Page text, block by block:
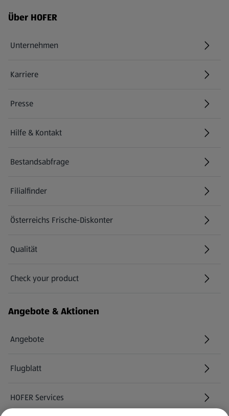
Fußzeilenmenü - weitere Links
Über HOFER
Unternehmen
Karriere
(öffnet in einem neuen Tab)
Presse
Hilfe & Kontakt
(öffnet in einem neuen Tab)
Bestandsabfrage
(öffnet in einem neuen Tab)
Filialfinder
Österreichs Frische-Diskonter
Qualität
Check your product
(öffnet in einem neuen Tab)
Angebote & Aktionen
Angebote
Flugblatt
HOFER Services